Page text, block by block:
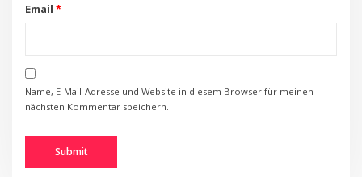
Email *
Name, E-Mail-Adresse und Website in diesem Browser für meinen
nächsten Kommentar speichern.